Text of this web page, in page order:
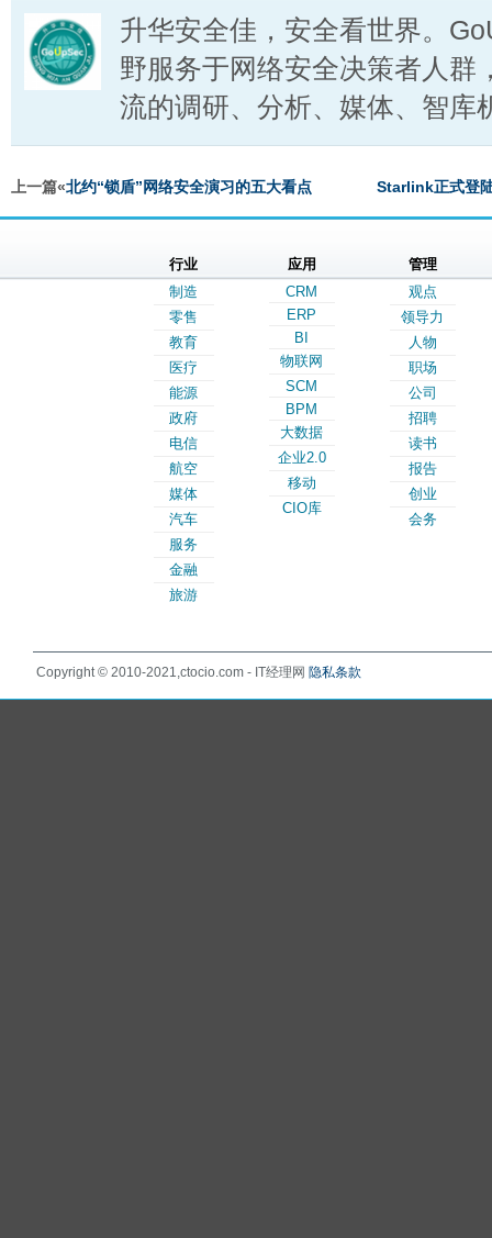
升华安全佳，安全看世界。
野服务于网络安全决策者人群
流的调研、分析、媒体、智库
上一篇«北约“锁盾”网络安全演习的五大看点 Starlink正式登
行业
制造
零售
教育
医疗
能源
政府
电信
航空
媒体
汽车
服务
金融
旅游
应用
CRM
ERP
BI
物联网
SCM
BPM
大数据
企业2.0
移动
CIO库
管理
观点
领导力
人物
职场
公司
招聘
读书
报告
创业
会务
Copyright © 2010-2021,ctocio.com - IT经理网 隐私条款